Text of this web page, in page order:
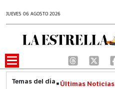
JUEVES 06 AGOSTO 2026
Últimas Noticias